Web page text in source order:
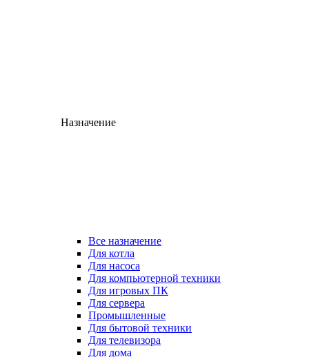
Назначение
Все назначение
Для котла
Для насоса
Для компьютерной техники
Для игровых ПК
Для сервера
Промышленные
Для бытовой техники
Для телевизора
Для дома